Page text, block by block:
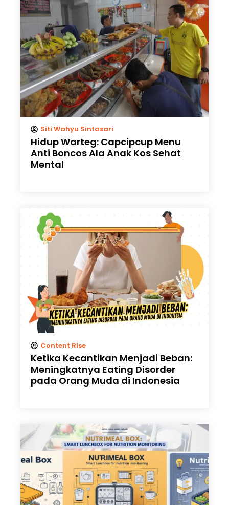
Siti Wahyu Sintasari
Hidup Warteg: Capcipcup Menu
Anti Boncos Ala Anak Kos Sehat
Mental
Content Rise
Ketika Kecantikan Menjadi Beban:
Meningkatnya Eating Disorder
pada Orang Muda di Indonesia